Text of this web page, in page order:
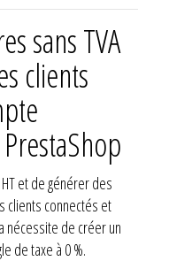
sans TVA
clients
et de générer des
clients connectés et
nécessite de créer un
de taxe à 0 %.